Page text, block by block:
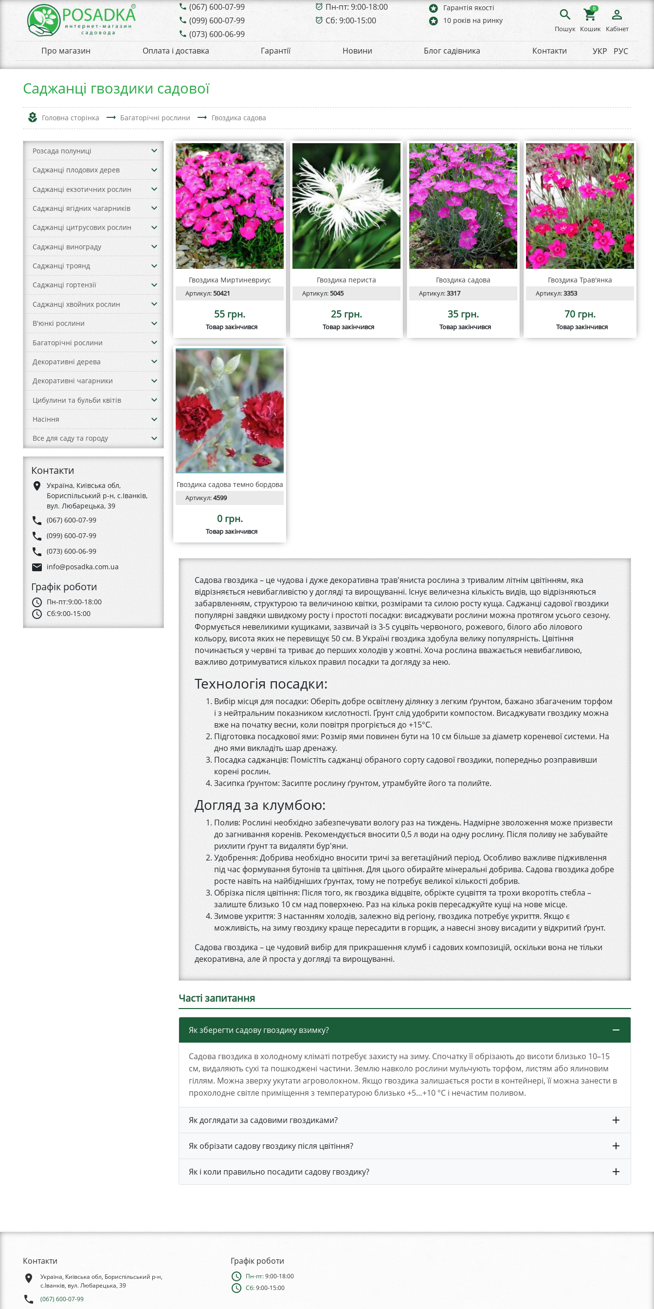
phone (067) 600-07-99
phone (099) 600-07-99
phone (073) 600-06-99
alarm_on Пн-пт: 9:00-18:00
alarm_on Сб: 9:00-15:00
stars Гарантія якості
stars 10 років на ринку search
Пошук
shopping_cart
0
Кошик
person_outline
Кабінет
Про магазин Оплата і доставка Гарантії Новини Блог садівника Контакти УКР РУС
Саджанці гвоздики садової
local_florist Головна сторінка trending_flat Багаторічні рослини trending_flat Гвоздика садова
Розсада полуниці keyboard_arrow_down
Саджанці плодових дерев keyboard_arrow_down
Саджанці екзотичних рослин keyboard_arrow_down
Саджанці ягідних чагарників keyboard_arrow_down
Саджанці цитрусових рослин keyboard_arrow_down
Саджанці винограду keyboard_arrow_down
Саджанці троянд keyboard_arrow_down
Саджанці гортензії keyboard_arrow_down
Саджанці хвойних рослин keyboard_arrow_down
В'юнкі рослини keyboard_arrow_down
Багаторічні рослини keyboard_arrow_down
Декоративні дерева keyboard_arrow_down
Декоративні чагарники keyboard_arrow_down
Цибулини та бульби квітів keyboard_arrow_down
Насіння keyboard_arrow_down
Все для саду та городу keyboard_arrow_down
Контакти
place
Україна, Київська обл,
Бориспільський р-н, с.Іванків,
вул. Любарецька, 39
phone (067) 600-07-99
phone (099) 600-07-99
phone (073) 600-06-99
email info@posadka.com.ua
Графік роботи
schedule Пн-пт:9:00-18:00
schedule Сб:9:00-15:00
Садова гвоздика – це чудова і дуже декоративна трав'яниста рослина з тривалим літнім цвітінням, яка
відрізняється невибагливістю у догляді та вирощуванні. Існує величезна кількість видів, що відрізняються
забарвленням, структурою та величиною квітки, розмірами та силою росту куща. Саджанці садової гвоздики
популярні завдяки швидкому росту і простоті посадки: висаджувати рослини можна протягом усього сезону.
Формується невеликими кущиками, зазвичай із 3-5 суцвіть червоного, рожевого, білого або лілового
кольору, висота яких не перевищує 50 см. В Україні гвоздика здобула велику популярність. Цвітіння
починається у червні та триває до перших холодів у жовтні. Хоча рослина вважається невибагливою,
важливо дотримуватися кількох правил посадки та догляду за нею.
Технологія посадки:
Вибір місця для посадки: Оберіть добре освітлену ділянку з легким ґрунтом, бажано збагаченим торфом
і з нейтральним показником кислотності. Ґрунт слід удобрити компостом. Висаджувати гвоздику можна
вже на початку весни, коли повітря прогріється до +15°С.
Підготовка посадкової ями: Розмір ями повинен бути на 10 см більше за діаметр кореневої системи. На
дно ями викладіть шар дренажу.
Посадка саджанців: Помістіть саджанці обраного сорту садової гвоздики, попередньо розправивши
корені рослин.
Засипка ґрунтом: Засипте рослину ґрунтом, утрамбуйте його та полийте.
Догляд за клумбою:
Полив: Рослині необхідно забезпечувати вологу раз на тиждень. Надмірне зволоження може призвести
до загнивання коренів. Рекомендується вносити 0,5 л води на одну рослину. Після поливу не забувайте
рихлити ґрунт та видаляти бур'яни.
Удобрення: Добрива необхідно вносити тричі за вегетаційний період. Особливо важливе підживлення
під час формування бутонів та цвітіння. Для цього обирайте мінеральні добрива. Садова гвоздика добре
росте навіть на найбідніших ґрунтах, тому не потребує великої кількості добрив.
Обрізка після цвітіння: Після того, як гвоздика відцвіте, обріжте суцвіття та трохи вкоротіть стебла –
залиште близько 10 см над поверхнею. Раз на кілька років пересаджуйте кущі на нове місце.
Зимове укриття: З настанням холодів, залежно від регіону, гвоздика потребує укриття. Якщо є
можливість, на зиму гвоздику краще пересадити в горщик, а навесні знову висадити у відкритий ґрунт.
Садова гвоздика – це чудовий вибір для прикрашення клумб і садових композицій, оскільки вона не тільки
декоративна, але й проста у догляді та вирощуванні.
Часті запитання
Як зберегти садову гвоздику взимку?
Садова гвоздика в холодному кліматі потребує захисту на зиму. Спочатку її обрізають до висоти близько 10–15
см, видаляють сухі та пошкоджені частини. Землю навколо рослини мульчують торфом, листям або ялиновим
гіллям. Можна зверху укутати агроволокном. Якщо гвоздика залишається рости в контейнері, її можна занести в
прохолодне світле приміщення з температурою близько +5…+10 °C і нечастим поливом.
Як доглядати за садовими гвоздиками?
Як обрізати садову гвоздику після цвітіння?
Як і коли правильно посадити садову гвоздику?
Гвоздика Миртиневриус
Артикул:50421
55 грн.
Товар закінчився
Гвоздика периста
Артикул:5045
25 грн.
Товар закінчився
Гвоздика садова
Артикул:3317
35 грн.
Товар закінчився
Гвоздика Трав'янка
Артикул:3353
70 грн.
Товар закінчився
Гвоздика садова темно бордова
Артикул:4599
0 грн.
Товар закінчився
Контакти
place
Україна, Київська обл, Бориспільський р-н,
с.Іванків, вул. Любарецька, 39
phone
(067) 600-07-99
Графік роботи
schedule Пн-пт: 9:00-18:00
schedule Сб: 9:00-15:00